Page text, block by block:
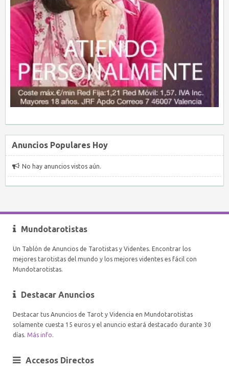
Anuncios Populares Hoy
No hay anuncios vistos aún.
Mundotarotistas
Un Tablón de Anuncios de Tarotistas y Videntes. Encontrar los
mejores tarotistas del mundo y los mejores videntes es fácil con
Mundotarotistas.
Destacar Anuncios
Destacar tus Anuncios de Tarot y Videncia en Mundotarotistas
solamente cuesta 15 euros y el anuncio estará destacado durante 30
días. Más info.
Accesos Directos